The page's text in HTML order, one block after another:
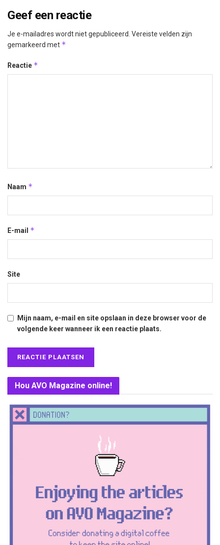
Geef een reactie
Je e-mailadres wordt niet gepubliceerd. Vereiste velden zijn
gemarkeerd met *
Reactie *
Naam *
E-mail *
Site
Mijn naam, e-mail en site opslaan in deze browser voor de
volgende keer wanneer ik een reactie plaats.
Hou AVO Magazine online!